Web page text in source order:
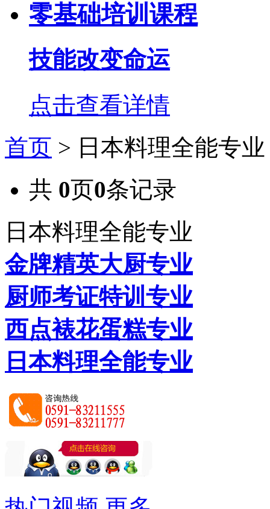
零基础培训课程
技能改变命运
点击查看详情
首页 > 日本料理全能专业
共 0页0条记录
日本料理全能专业
金牌精英大厨专业
厨师考证特训专业
西点裱花蛋糕专业
日本料理全能专业